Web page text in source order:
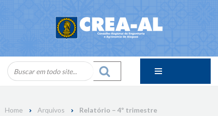
Home Arquivos Relatório – 4º trimestre